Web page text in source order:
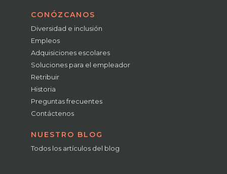
CONÓZCANOS
Diversidad e inclusión
Empleos
Adquisiciones escolares
Soluciones para el empleador
Retribuir
Historia
Preguntas frecuentes
Contáctenos
NUESTRO BLOG
Todos los artículos del blog